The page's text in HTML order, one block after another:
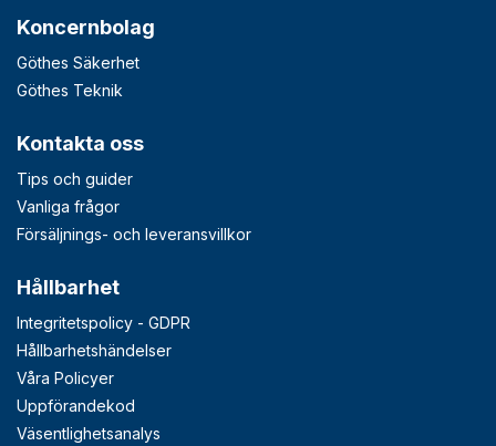
Koncernbolag
Göthes Säkerhet
Göthes Teknik
Kontakta oss
Tips och guider
Vanliga frågor
Försäljnings- och leveransvillkor
Hållbarhet
Integritetspolicy - GDPR
Hållbarhetshändelser
Våra Policyer
Uppförandekod
Väsentlighetsanalys